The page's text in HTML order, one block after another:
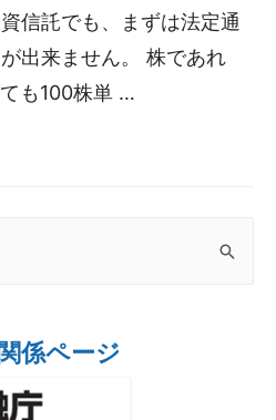
信託でも、まずは法定通
出来ません。 株であれ
も100株単 …
係ページ